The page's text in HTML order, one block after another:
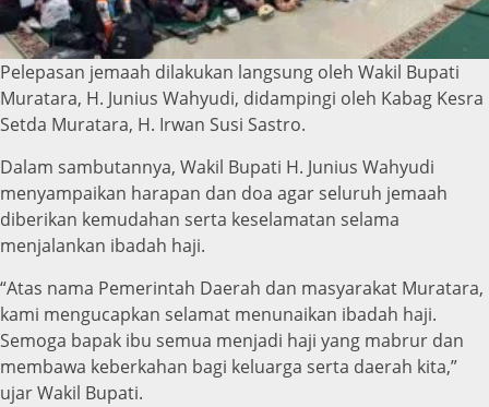
Pelepasan jemaah dilakukan langsung oleh Wakil Bupati
Muratara, H. Junius Wahyudi, didampingi oleh Kabag Kesra
Setda Muratara, H. Irwan Susi Sastro.
Dalam sambutannya, Wakil Bupati H. Junius Wahyudi
menyampaikan harapan dan doa agar seluruh jemaah
diberikan kemudahan serta keselamatan selama
menjalankan ibadah haji.
“Atas nama Pemerintah Daerah dan masyarakat Muratara,
kami mengucapkan selamat menunaikan ibadah haji.
Semoga bapak ibu semua menjadi haji yang mabrur dan
membawa keberkahan bagi keluarga serta daerah kita,”
ujar Wakil Bupati.